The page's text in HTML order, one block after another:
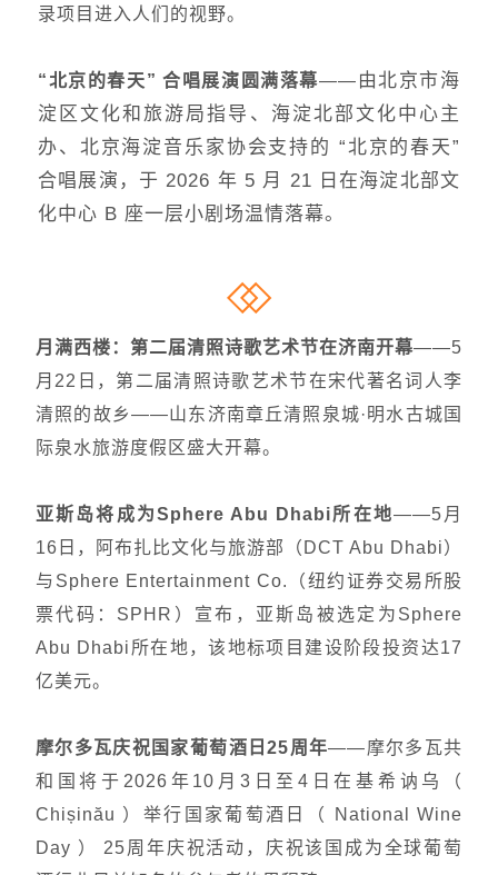
录项目进入人们的视野。
“北京的春天” 合唱展演圆满落幕—— 由北京市海
淀区文化和旅游局指导、海淀北部文化中心主
办、北京海淀音乐家协会支持的 “北京的春天”
合唱展演，于 2026 年 5 月 21 日在海淀北部文
化中心 B 座一层小剧场温情落幕。
月满西楼：第二届清照诗歌艺术节在济南开幕——5
月22日，第二届清照诗歌艺术节在宋代著名词人李
清照的故乡——山东济南章丘清照泉城·明水古城国
际泉水旅游度假区盛大开幕。
亚斯岛将成为Sphere Abu Dhabi所在地——5月
16日，阿布扎比文化与旅游部（DCT Abu Dhabi）
与Sphere Entertainment Co.（纽约证券交易所股
票代码：SPHR）宣布，亚斯岛被选定为Sphere
Abu Dhabi所在地，该地标项目建设阶段投资达17
亿美元。
摩尔多瓦庆祝国家葡萄酒日25周年——摩尔多瓦共
和国将于2026年10月3日至4日在基希讷乌（
Chișinău ）举行国家葡萄酒日（ National Wine
Day ） 25周年庆祝活动，庆祝该国成为全球葡萄